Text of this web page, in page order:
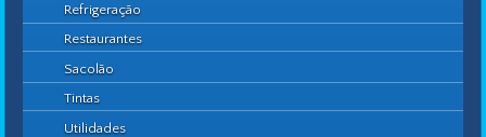
Refrigeração
Restaurantes
Sacolão
Tintas
Utilidades